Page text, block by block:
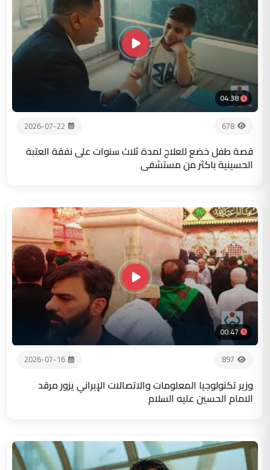
04:38
678
2026-07-22
قصة طفل خضع للعلاج لمدة ثلاث سنوات على نفقة العتبة
الحسينية باكثر من مستشفى
00:47
897
2026-07-16
وزير تكنولوجيا المعلومات والاتصالات الإيراني يزور مرقد
الامام الحسين عليه السلام